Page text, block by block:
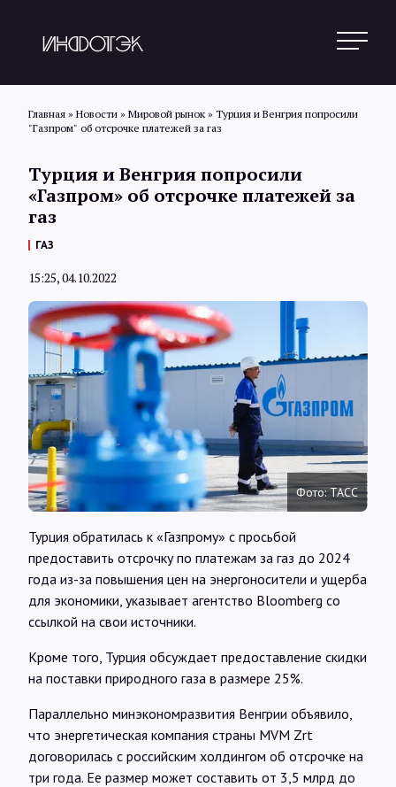
Обзоры
Интервью
Карты
О нас
@Infotek_Russia
Главная » Новости » Мировой рынок » Турция и Венгрия попросили
"Газпром" об отсрочке платежей за газ
Турция и Венгрия попросили
«Газпром» об отсрочке платежей за
газ
ГАЗ
15:25, 04.10.2022
Фото: ТАСС
Турция обратилась к «Газпрому» с просьбой
предоставить отсрочку по платежам за газ до 2024
года из-за повышения цен на энергоносители и ущерба
для экономики, указывает агентство Bloomberg со
ссылкой на свои источники.
Кроме того, Турция обсуждает предоставление скидки
на поставки природного газа в размере 25%.
Параллельно минэкономразвития Венгрии объявило,
что энергетическая компания страны MVM Zrt
договорилась с российским холдингом об отсрочке на
три года. Ее размер может составить от 3,5 млрд до